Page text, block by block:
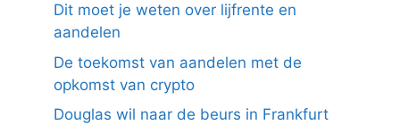
Dit moet je weten over lijfrente en
aandelen
De toekomst van aandelen met de
opkomst van crypto
Douglas wil naar de beurs in Frankfurt